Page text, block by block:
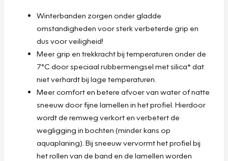
Winterbanden zorgen onder gladde
omstandigheden voor sterk verbeterde grip en
dus voor veiligheid!
Meer grip en trekkracht bij temperaturen onder de
7°C door speciaal rubbermengsel met silica* dat
niet verhardt bij lage temperaturen.
Meer comfort en betere afvoer van water of natte
sneeuw door fijne lamellen in het profiel. Hierdoor
wordt de remweg verkort en verbetert de
wegligging in bochten (minder kans op
aquaplaning). Bij sneeuw vervormt het profiel bij
het rollen van de band en de lamellen worden